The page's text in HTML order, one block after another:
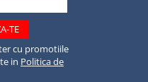
cu promotiile
in Politica de